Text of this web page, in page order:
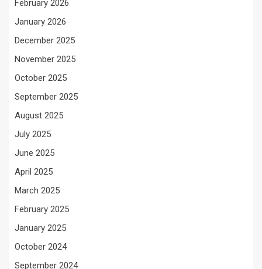
February 2026
January 2026
December 2025
November 2025
October 2025
September 2025
August 2025
July 2025
June 2025
April 2025
March 2025
February 2025
January 2025
October 2024
September 2024